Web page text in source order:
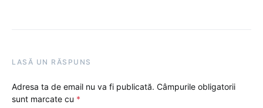
LASĂ UN RĂSPUNS
Adresa ta de email nu va fi publicată. Câmpurile obligatorii
sunt marcate cu *